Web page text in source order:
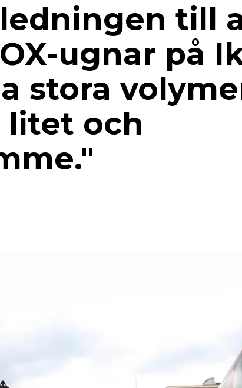
till
ugnar på
stora
litet och